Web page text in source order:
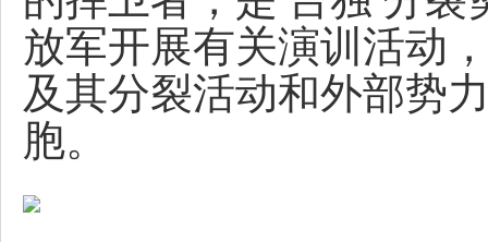
放军开展有关演训活动
及其分裂活动和外部势
胞。